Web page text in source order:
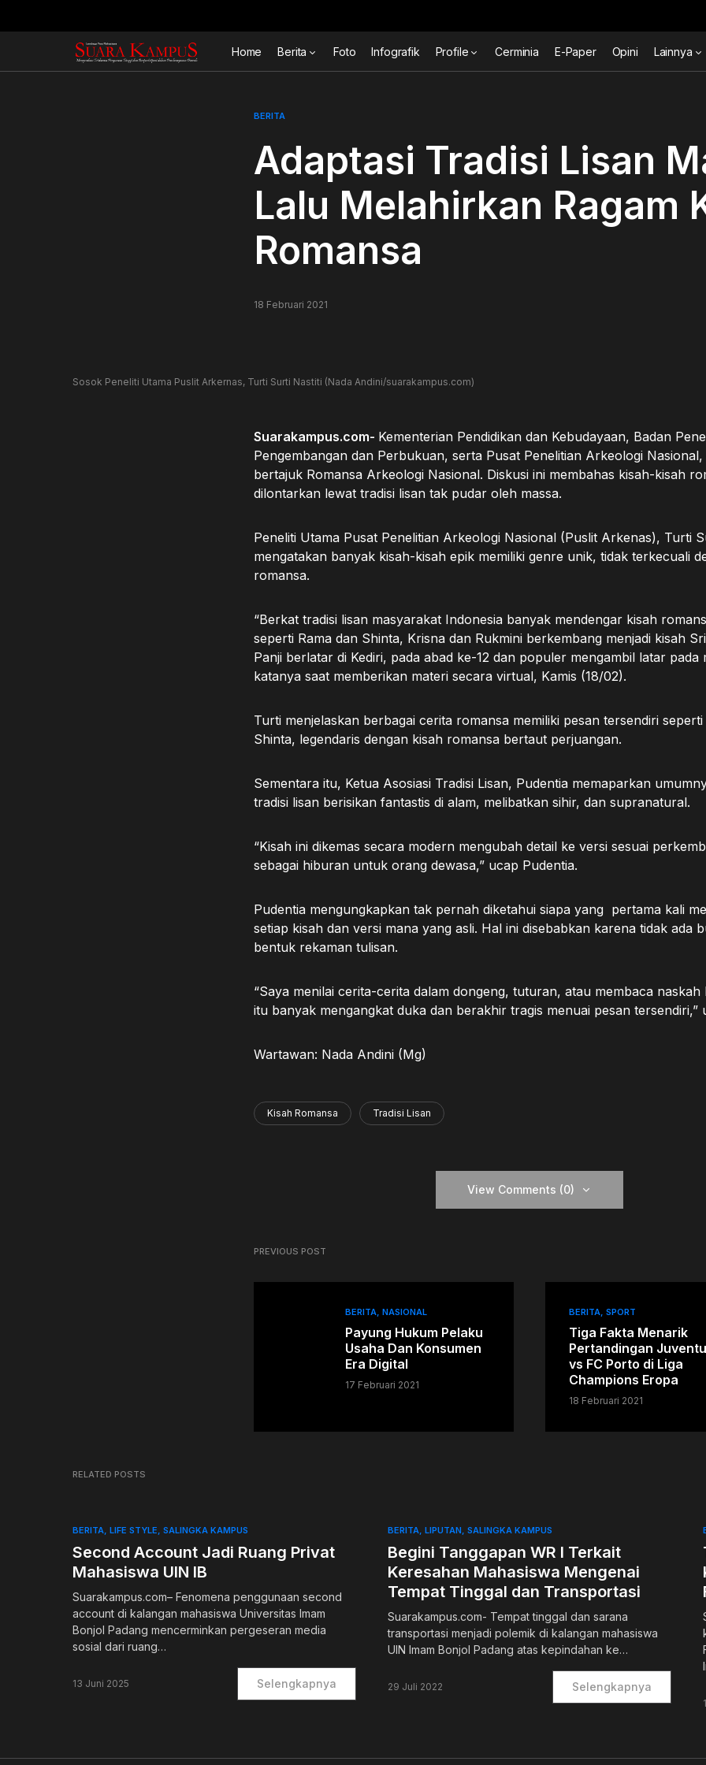
Home Berita Foto Infografik Profile Cerminia E-Paper Opini Lainnya
BERITA
Adaptasi Tradisi Lisan
Lalu Melahirkan Ragam
Romansa
18 Februari 2021
Sosok Peneliti Utama Puslit Arkernas, Turti Surti Nastiti (Nada Andini/suarakampus.com)
Suarakampus.com- Kementerian Pendidikan dan Kebudayaan, Badan
Pengembangan dan Perbukuan, serta Pusat Penelitian Arkeologi
bertajuk Romansa Arkeologi Nasional. Diskusi ini membahas kisah-kisah
dilontarkan lewat tradisi lisan tak pudar oleh massa.
Peneliti Utama Pusat Penelitian Arkeologi Nasional (Puslit Arkenas), Turti
mengatakan banyak kisah-kisah epik memiliki genre unik, tidak terkecuali
romansa.
“Berkat tradisi lisan masyarakat Indonesia banyak mendengar kisah
seperti Rama dan Shinta, Krisna dan Rukmini berkembang menjadi kisah
Panji berlatar di Kediri, pada abad ke-12 dan populer mengambil latar pada
katanya saat memberikan materi secara virtual, Kamis (18/02).
Turti menjelaskan berbagai cerita romansa memiliki pesan tersendiri
Shinta, legendaris dengan kisah romansa bertaut perjuangan.
Sementara itu, Ketua Asosiasi Tradisi Lisan, Pudentia memaparkan
tradisi lisan berisikan fantastis di alam, melibatkan sihir, dan supranatural.
“Kisah ini dikemas secara modern mengubah detail ke versi sesuai
sebagai hiburan untuk orang dewasa,” ucap Pudentia.
Pudentia mengungkapkan tak pernah diketahui siapa yang pertama kali
setiap kisah dan versi mana yang asli. Hal ini disebabkan karena tidak ada
bentuk rekaman tulisan.
“Saya menilai cerita-cerita dalam dongeng, tuturan, atau membaca naskah
itu banyak mengangkat duka dan berakhir tragis menuai pesan tersendiri,”
Wartawan: Nada Andini (Mg)
Kisah Romansa Tradisi Lisan
View Comments (0)
PREVIOUS POST
BERITA NASIONAL
Payung Hukum Pelaku
Usaha Dan Konsumen
Era Digital
17 Februari 2021
BERITA SPORT
Tiga Fakta Menarik
Pertandingan
vs FC Porto di Liga
Champions Eropa
18 Februari 2021
RELATED POSTS
BERITA LIFE STYLE SALINGKA KAMPUS
Second Account Jadi Ruang Privat
Mahasiswa UIN IB
Suarakampus.com– Fenomena penggunaan second
account di kalangan mahasiswa Universitas Imam
Bonjol Padang mencerminkan pergeseran media
sosial dari ruang…
13 Juni 2025 Selengkapnya
BERITA LIPUTAN SALINGKA KAMPUS
Begini Tanggapan WR I Terkait
Keresahan Mahasiswa Mengenai
Tempat Tinggal dan Transportasi
Suarakampus.com- Tempat tinggal dan sarana
transportasi menjadi polemik di kalangan mahasiswa
UIN Imam Bonjol Padang atas kepindahan ke…
29 Juli 2022 Selengkapnya